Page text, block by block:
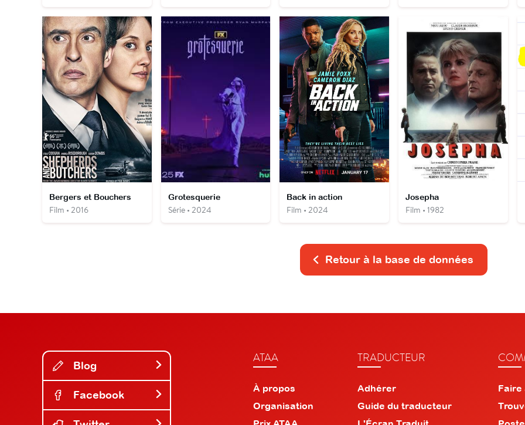
Bergers et Bouchers
Film • 2016
Grotesquerie
Série • 2024
Back in action
Film • 2024
Josepha
Film • 1982
Retour à la base de données
Blog
Facebook
ATAA
À propos
Organisation
TRADUCTEUR
Adhérer
Guide du traducteur